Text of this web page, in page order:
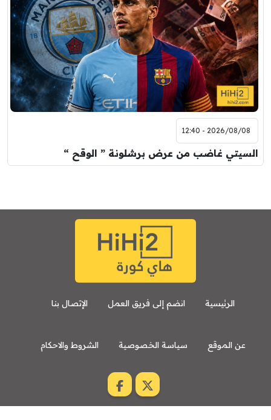
2026/08/08 - 12:40
السيتي غاضب من عرض برشلونة ” الوقح “
الرئيسية انضم إلى فريق العمل الإتصال بنا
عن الموقع سياسة الخصوصية الشروط والاحكام